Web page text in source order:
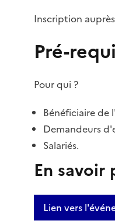
Inscription
Pré-
Pour qui ?
Bénéficiaire
Demandeurs
Salariés.
En savoir
Lien vers